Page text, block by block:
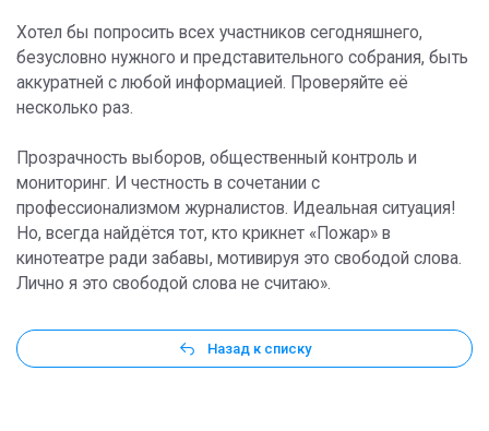
Хотел бы попросить всех участников сегодняшнего,
безусловно нужного и представительного собрания, быть
аккуратней с любой информацией. Проверяйте её
несколько раз.
Прозрачность выборов, общественный контроль и
мониторинг. И честность в сочетании с
профессионализмом журналистов. Идеальная ситуация!
Но, всегда найдётся тот, кто крикнет «Пожар» в
кинотеатре ради забавы, мотивируя это свободой слова.
Лично я это свободой слова не считаю».
Назад к списку